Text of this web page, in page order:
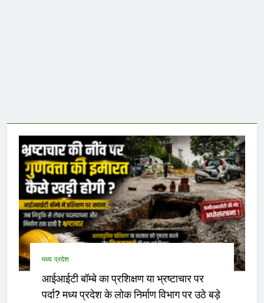
मध्य प्रदेश
आईआईटी बॉम्बे का प्रशिक्षण या भ्रष्टाचार पर
पर्दा? मध्य प्रदेश के लोक निर्माण विभाग पर उठे बड़े